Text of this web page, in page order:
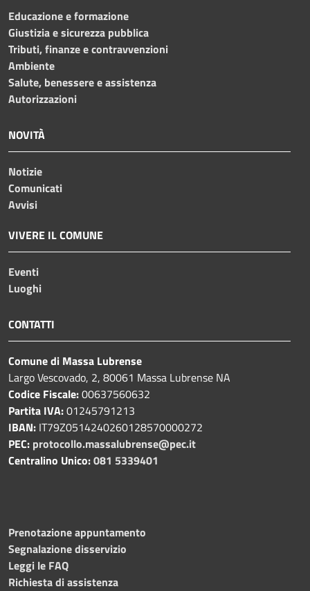
Educazione e formazione
Giustizia e sicurezza pubblica
Tributi, finanze e contravvenzioni
Ambiente
Salute, benessere e assistenza
Autorizzazioni
NOVITÀ
Notizie
Comunicati
Avvisi
VIVERE IL COMUNE
Eventi
Luoghi
CONTATTI
Comune di Massa Lubrense
Largo Vescovado, 2, 80061 Massa Lubrense NA
Codice Fiscale:00637560632
Partita IVA:01245791213
IBAN: IT79Z0514240260128570000272
PEC: protocollo.massalubrense@pec.it
Centralino Unico:081 5339401
Prenotazione appuntamento
Segnalazione disservizio
Leggi le FAQ
Richiesta di assistenza